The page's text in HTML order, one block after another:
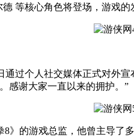
等核心角色将登场，游戏的
过个人社交媒体正式对外
感谢大家一直以来的拥护。”
的游戏总监，他曾主导了